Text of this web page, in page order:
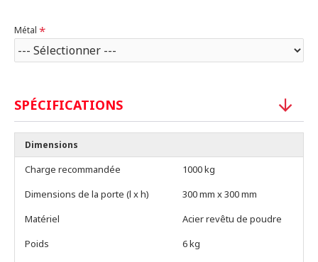
Métal
SPÉCIFICATIONS
Dimensions
Charge recommandée
1000 kg
Dimensions de la porte (l x h)
300 mm x 300 mm
Matériel
Acier revêtu de poudre
Poids
6 kg